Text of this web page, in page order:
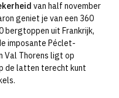
van half november
geniet je van een 360
bergtoppen uit Frankrijk,
imposante Péclet-
Val Thorens ligt op
de latten terecht kunt